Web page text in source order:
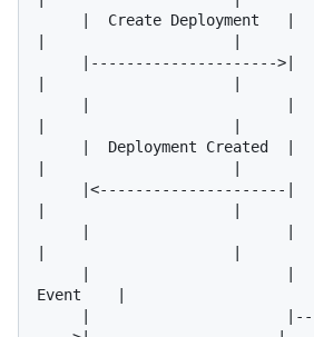
Event    |                     |